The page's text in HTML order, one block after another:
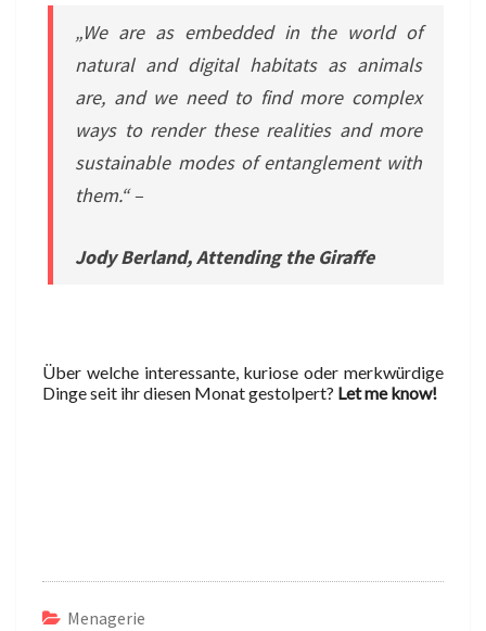
„We are as embedded in the world of
natural and digital habitats as animals
are, and we need to find more complex
ways to render these realities and more
sustainable modes of entanglement with
them.“ –
Jody Berland,Attending the Giraffe
Über welche interessante, kuriose oder merkwürdige
Dinge seit ihr diesen Monat gestolpert? Let me know!
Menagerie